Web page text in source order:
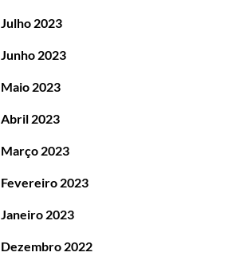
Julho 2023
Junho 2023
Maio 2023
Abril 2023
Março 2023
Fevereiro 2023
Janeiro 2023
Dezembro 2022